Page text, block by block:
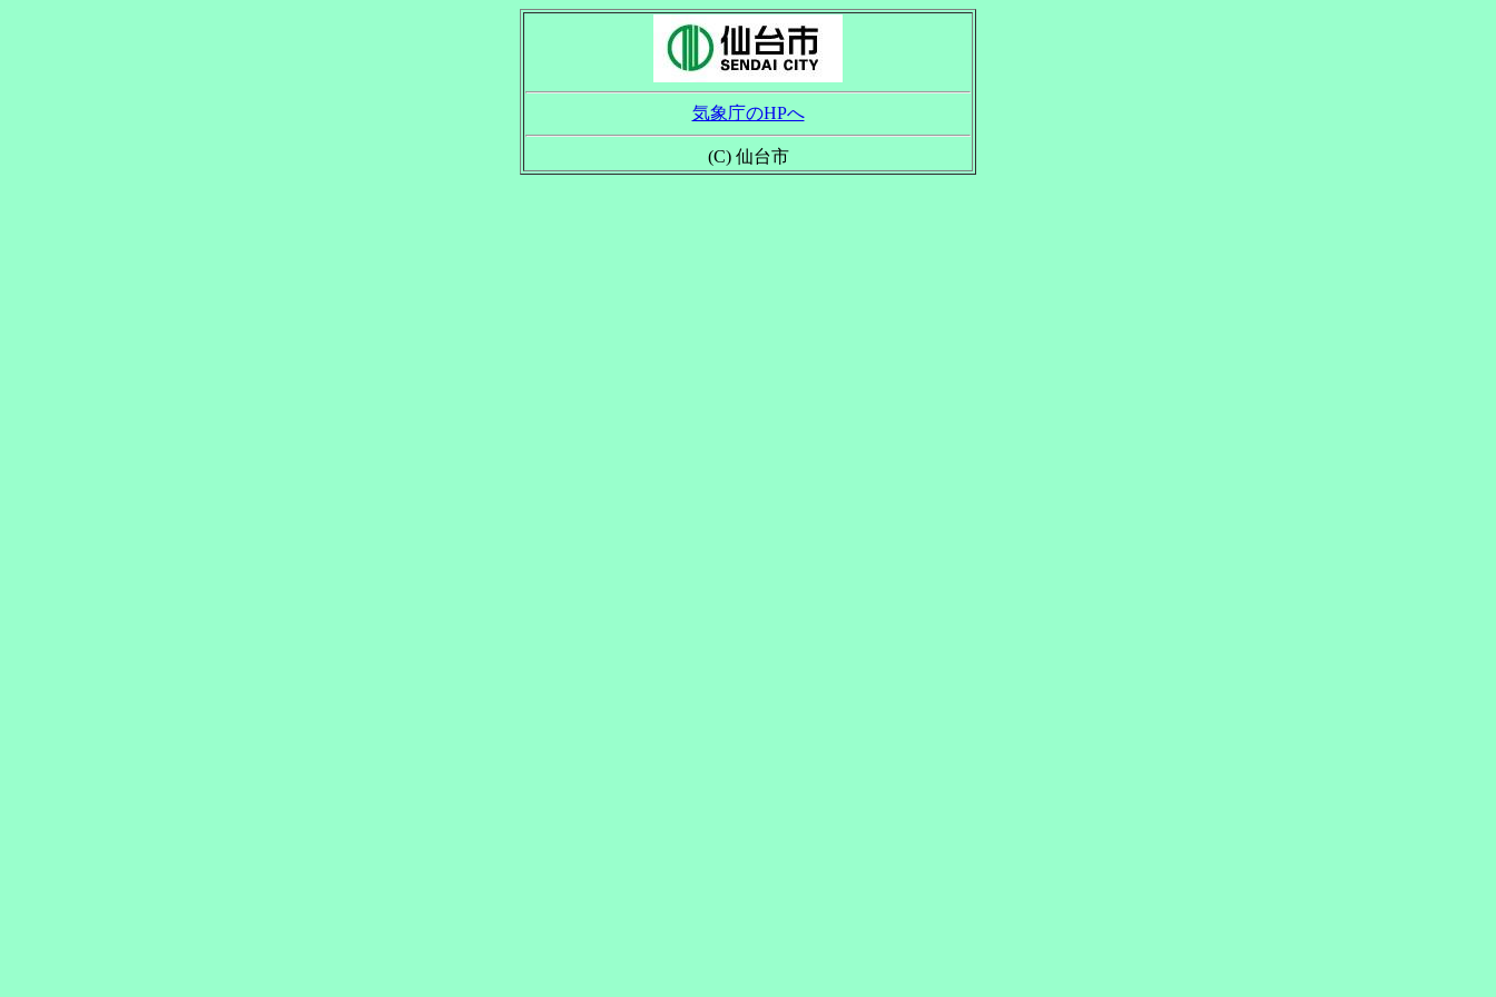
気象庁のHPへ
(C) 仙台市